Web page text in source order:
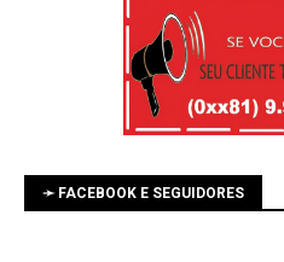
➛ FACEBOOK E SEGUIDORES